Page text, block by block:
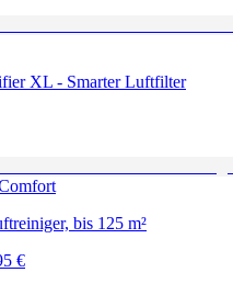
XL - Smarter Luftfilter
bis 125 m²
€